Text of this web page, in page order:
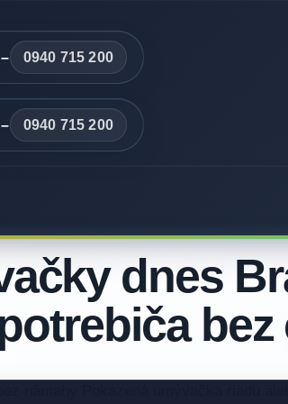
0940 715 200
0940 715 200
dnes
bez
námahy Pokazená umývačka riadu